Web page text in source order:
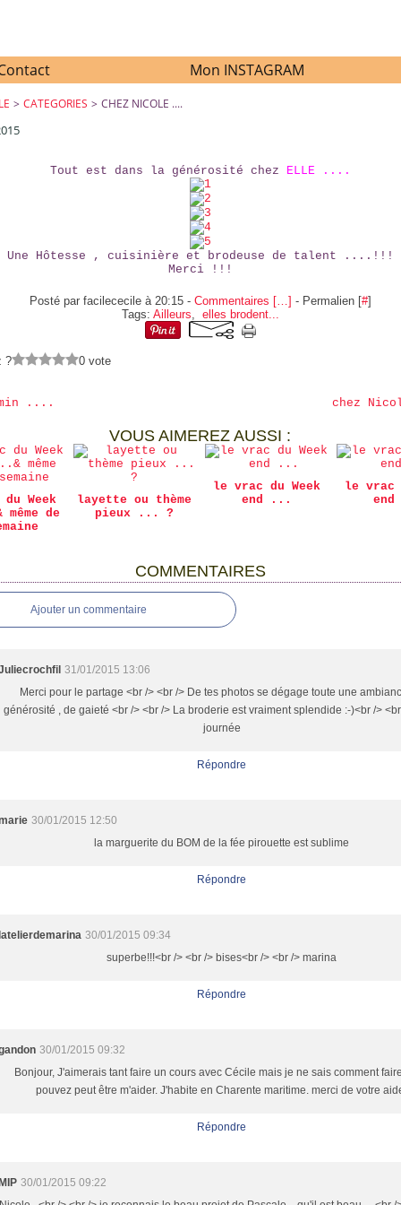
Mon INSTAGRAM
> CATEGORIES > CHEZ NICOLE ....
Tout est dans la générosité chez ELLE ....
Une Hôtesse , cuisinière et brodeuse de talent ....!!!
Merci !!!
Posté par facilececile à 20:15 - Commentaires […] - Permalien [#]
Tags: Ailleurs, elles brodent...
? 0 vote
.... chez
VOUS AIMEREZ AUSSI :
Week
de
layette ou thème
pieux ... ?
le vrac du Week
end ...
le vrac
COMMENTAIRES
Ajouter un commentaire
31/01/2015 13:06
Merci pour le partage <br /> <br /> De tes photos se dégage toute une
générosité , de gaieté <br /> <br /> La broderie est vraiment splendide :-)<br />
journée
Répondre
30/01/2015 12:50
la marguerite du BOM de la fée pirouette est sublime
Répondre
30/01/2015 09:34
superbe!!!<br /> <br /> bises<br /> <br /> marina
Répondre
30/01/2015 09:32
Bonjour, J'aimerais tant faire un cours avec Cécile mais je ne sais comment
pouvez peut être m'aider. J'habite en Charente maritime. merci de votre
Répondre
30/01/2015 09:22